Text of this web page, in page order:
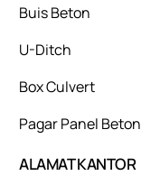
Buis Beton
U-Ditch
Box Culvert
Pagar Panel Beton
ALAMAT KANTOR